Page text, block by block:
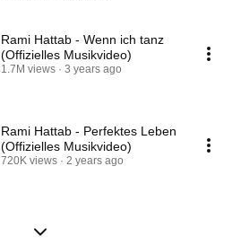
Rami Hattab - Wenn ich tanz
(Offizielles Musikvideo)
1.7M views 3 years ago
Rami Hattab - Perfektes Leben
(Offizielles Musikvideo)
720K views 2 years ago